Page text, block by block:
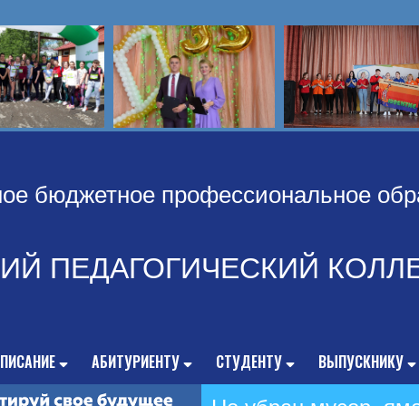
бюджетное профессиональное
ПЕДАГОГИЧЕСКИЙ
АБИТУРИЕНТУ СТУДЕНТУ ВЫПУСКНИКУ